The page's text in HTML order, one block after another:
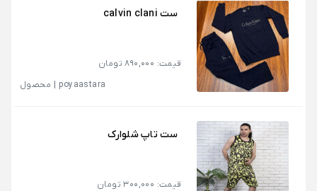
ست calvin clani
قیمت: 890,000 تومان
poyaastara
محصول
ست تاپ شلوارک
قیمت: 300,000 تومان